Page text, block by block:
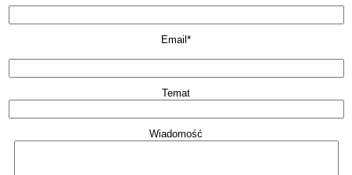
Email*
Temat
Wiadomość